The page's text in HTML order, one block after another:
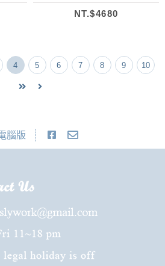
NT.$4680
4 5 6 7 8 9 10
腦版